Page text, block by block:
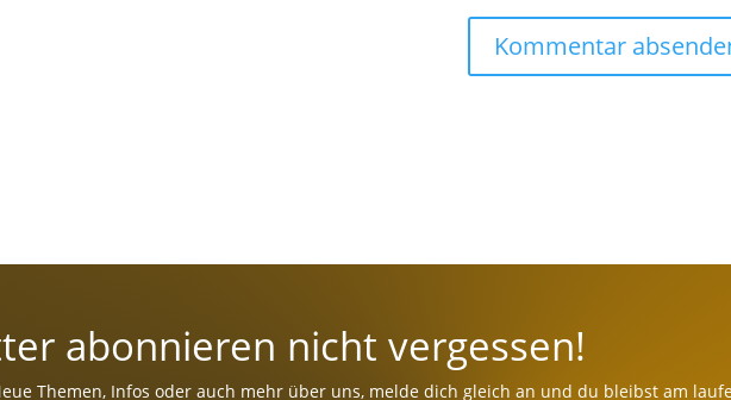
abonnieren nicht vergessen!
Themen, Infos oder auch mehr über uns, melde dich gleich an und du bleibst am